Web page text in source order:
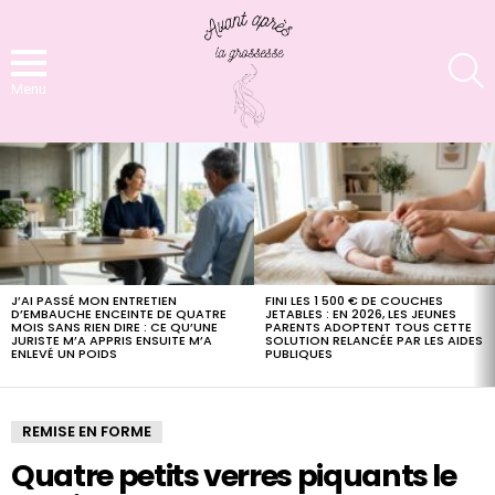
Menu
LATEST
STORIES
J’AI PASSÉ MON ENTRETIEN
D’EMBAUCHE ENCEINTE DE QUATRE
MOIS SANS RIEN DIRE : CE QU’UNE
JURISTE M’A APPRIS ENSUITE M’A
ENLEVÉ UN POIDS
FINI LES 1 500 € DE COUCHES
JETABLES : EN 2026, LES JEUNES
PARENTS ADOPTENT TOUS CETTE
SOLUTION RELANCÉE PAR LES AIDES
PUBLIQUES
REMISE EN FORME
Quatre petits verres piquants le